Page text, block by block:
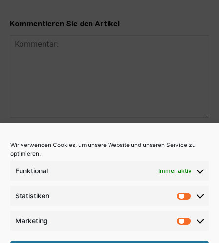
Wir verwenden Cookies, um unsere Website und unseren Service zu
optimieren.
Funktional Immer aktiv
Statistiken
Marketing
Kommentieren Sie den Artikel